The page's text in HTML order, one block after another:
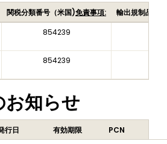
関税分類番号（米国)免責事項:
輸出規制品目
854239
854239
お知らせ
行日 有効期限 PCN